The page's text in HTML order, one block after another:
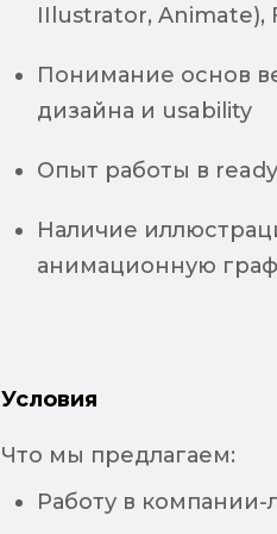
IIlustrator, Animate),
Понимание основ
дизайна и usability
Опыт работы в
Наличие
анимационную
Условия
Что мы предлагаем:
Работу в